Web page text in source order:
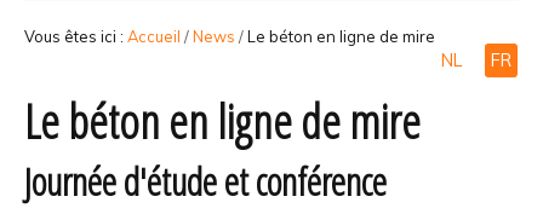
avancée…
Vous êtes ici : Accueil /News /Le béton en ligne de mire
NL FR
Le béton en ligne de mire
Journée d'étude et conférence